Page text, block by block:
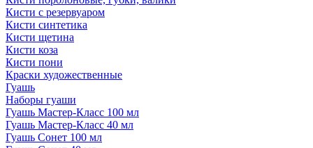
Кисти с резервуаром
Кисти синтетика
Кисти щетина
Кисти коза
Кисти пони
Краски художественные
Гуашь
Наборы гуаши
Гуашь Мастер-Класс 100 мл
Гуашь Мастер-Класс 40 мл
Гуашь Сонет 100 мл